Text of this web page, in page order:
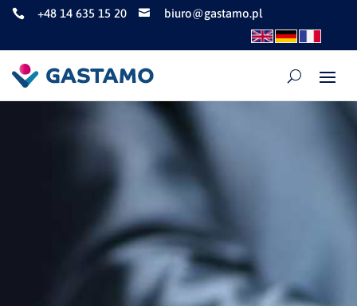
 +48 14 635 15 20  biuro@gastamo.pl